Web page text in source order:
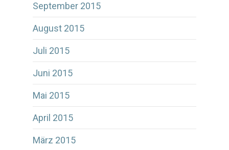
September 2015
August 2015
Juli 2015
Juni 2015
Mai 2015
April 2015
März 2015